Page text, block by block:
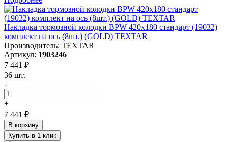
Накладка тормозной колодки BPW 420х180 стандарт (19032)
комплект на ось (8шт.) (GOLD) TEXTAR
Производитель: TEXTAR
Артикул: 1903246
7 441 ₽
36 шт.
-
+
7 441 ₽
В корзину
Купить в 1 клик